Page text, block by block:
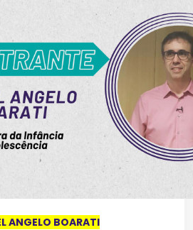
ANGELO BOARATI